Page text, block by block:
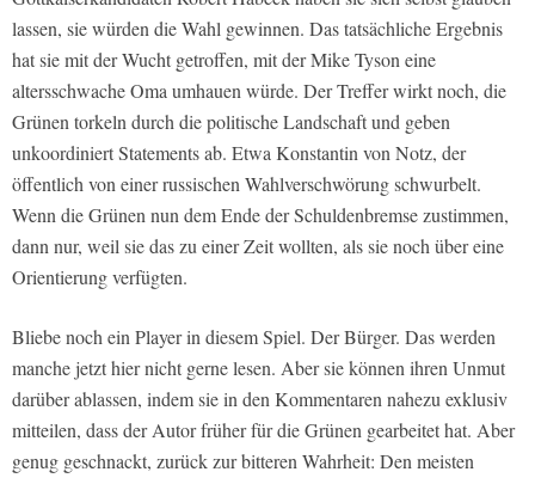
lassen, sie würden die Wahl gewinnen. Das tatsächliche Ergebnis
hat sie mit der Wucht getroffen, mit der Mike Tyson eine
altersschwache Oma umhauen würde. Der Treffer wirkt noch, die
Grünen torkeln durch die politische Landschaft und geben
unkoordiniert Statements ab. Etwa Konstantin von Notz, der
öffentlich von einer russischen Wahlverschwörung schwurbelt.
Wenn die Grünen nun dem Ende der Schuldenbremse zustimmen,
dann nur, weil sie das zu einer Zeit wollten, als sie noch über eine
Orientierung verfügten.
Bliebe noch ein Player in diesem Spiel. Der Bürger. Das werden
manche jetzt hier nicht gerne lesen. Aber sie können ihren Unmut
darüber ablassen, indem sie in den Kommentaren nahezu exklusiv
mitteilen, dass der Autor früher für die Grünen gearbeitet hat. Aber
genug geschnackt, zurück zur bitteren Wahrheit: Den meisten